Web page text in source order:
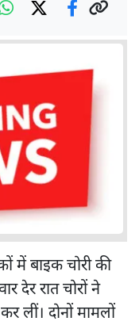
बाइक चोरी की
देर रात चोरों ने
लीं। दोनों मामलों